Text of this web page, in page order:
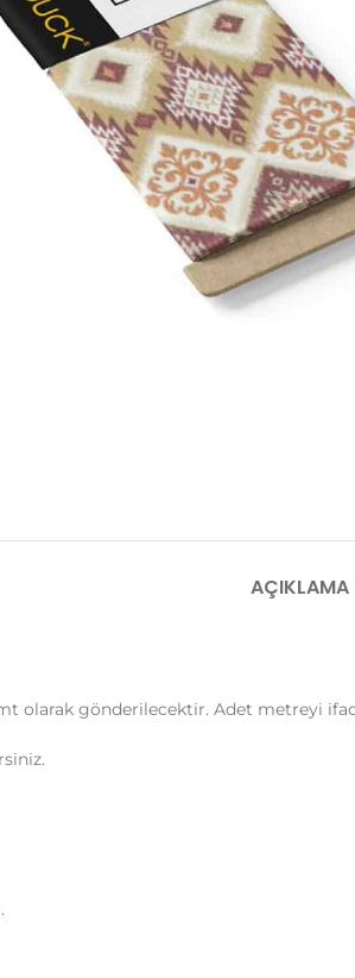
AÇIKLAMA
olarak gönderilecektir. Adet metreyi